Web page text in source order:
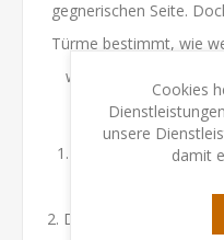
gegnerischen Seite.
Türme bestimmt, wie
wachsen und
1. Ihr beginnt mit
2. Die Anzahl der
Cookies
unsere
damit